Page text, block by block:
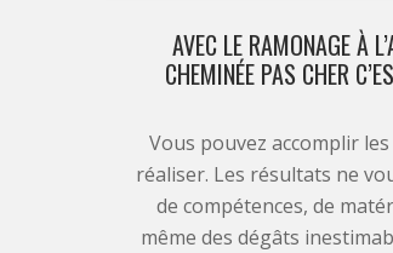
AVEC LE RAMONAGE À
CHEMINÉE PAS CHER
Vous pouvez accomplir
réaliser. Les résultats ne
de compétences, de
même des dégâts